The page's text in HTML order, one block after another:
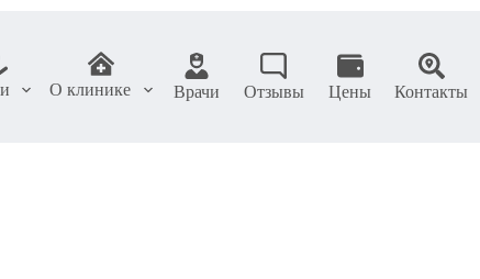
О клинике Врачи Отзывы Цены Контакты